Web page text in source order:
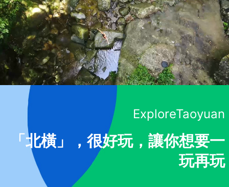
ExploreTaoyuan
「北橫」，很好玩，讓你想要一
玩再玩